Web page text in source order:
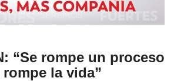
“Se rompe un proceso
la vida”